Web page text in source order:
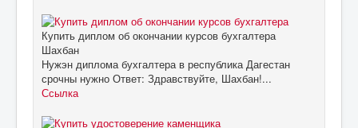
Купить диплом об окончании курсов бухгалтера
Шахбан
Нужэн диплома бухгалтера в республика Дагестан
срочны нужно Ответ: Здравствуйте, Шахбан!...
Ссылка